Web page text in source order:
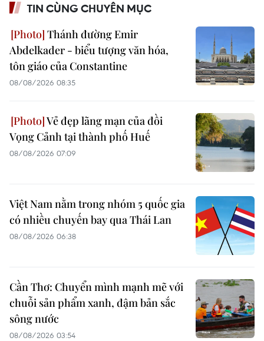
TIN CÙNG CHUYÊN MỤC
Thánh đường Emir
Abdelkader - biểu tượng văn hóa,
tôn giáo của Constantine
08/08/2026 08:35
Vẻ đẹp lãng mạn của đồi
Vọng Cảnh tại thành phố Huế
08/08/2026 07:09
Việt Nam nằm trong nhóm 5 quốc gia
có nhiều chuyến bay qua Thái Lan
08/08/2026 06:38
Cần Thơ: Chuyển mình mạnh mẽ với
chuỗi sản phẩm xanh, đậm bản sắc
sông nước
08/08/2026 03:54
vietnamplus.vn
Phát hiện đối tượng tàng trữ trái phép vũ khí
quân dụng
NĂM APEC VIỆT NAM 2027